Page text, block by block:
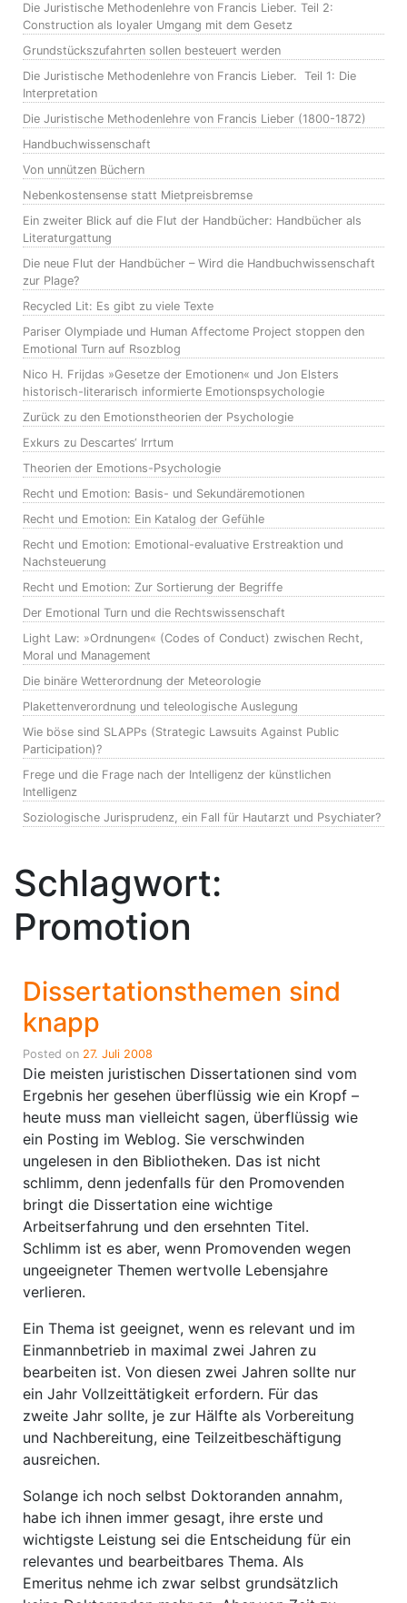
Die Juristische Methodenlehre von Francis Lieber. Teil 2:
Construction als loyaler Umgang mit dem Gesetz
Grundstückszufahrten sollen besteuert werden
Die Juristische Methodenlehre von Francis Lieber. Teil 1: Die
Interpretation
Die Juristische Methodenlehre von Francis Lieber (1800-1872)
Handbuchwissenschaft
Von unnützen Büchern
Nebenkostensense statt Mietpreisbremse
Ein zweiter Blick auf die Flut der Handbücher: Handbücher als
Literaturgattung
Die neue Flut der Handbücher – Wird die Handbuchwissenschaft
zur Plage?
Recycled Lit: Es gibt zu viele Texte
Pariser Olympiade und Human Affectome Project stoppen den
Emotional Turn auf Rsozblog
Nico H. Frijdas »Gesetze der Emotionen« und Jon Elsters
historisch-literarisch informierte Emotionspsychologie
Zurück zu den Emotionstheorien der Psychologie
Exkurs zu Descartes‘ Irrtum
Theorien der Emotions-Psychologie
Recht und Emotion: Basis- und Sekundäremotionen
Recht und Emotion: Ein Katalog der Gefühle
Recht und Emotion: Emotional-evaluative Erstreaktion und
Nachsteuerung
Recht und Emotion: Zur Sortierung der Begriffe
Der Emotional Turn und die Rechtswissenschaft
Light Law: »Ordnungen« (Codes of Conduct) zwischen Recht,
Moral und Management
Die binäre Wetterordnung der Meteorologie
Plakettenverordnung und teleologische Auslegung
Wie böse sind SLAPPs (Strategic Lawsuits Against Public
Participation)?
Frege und die Frage nach der Intelligenz der künstlichen
Intelligenz
Soziologische Jurisprudenz, ein Fall für Hautarzt und Psychiater?
Schlagwort:
Promotion
Dissertationsthemen sind
knapp
Posted on 27. Juli 2008
Die meisten juristischen Dissertationen sind vom
Ergebnis her gesehen überflüssig wie ein Kropf –
heute muss man vielleicht sagen, überflüssig wie
ein Posting im Weblog. Sie verschwinden
ungelesen in den Bibliotheken. Das ist nicht
schlimm, denn jedenfalls für den Promovenden
bringt die Dissertation eine wichtige
Arbeitserfahrung und den ersehnten Titel.
Schlimm ist es aber, wenn Promovenden wegen
ungeeigneter Themen wertvolle Lebensjahre
verlieren.
Ein Thema ist geeignet, wenn es relevant und im
Einmannbetrieb in maximal zwei Jahren zu
bearbeiten ist. Von diesen zwei Jahren sollte nur
ein Jahr Vollzeittätigkeit erfordern. Für das
zweite Jahr sollte, je zur Hälfte als Vorbereitung
und Nachbereitung, eine Teilzeitbeschäftigung
ausreichen.
Solange ich noch selbst Doktoranden annahm,
habe ich ihnen immer gesagt, ihre erste und
wichtigste Leistung sei die Entscheidung für ein
relevantes und bearbeitbares Thema. Als
Emeritus nehme ich zwar selbst grundsätzlich